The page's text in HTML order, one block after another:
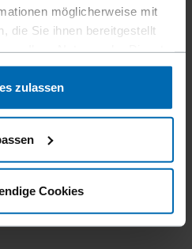
möglicherweise mit
die Sie ihnen bereitgestellt
zulassen
Cookies
Lösung zur Befestigung von
Zwei speziell
sorgen für höchste Effizienz